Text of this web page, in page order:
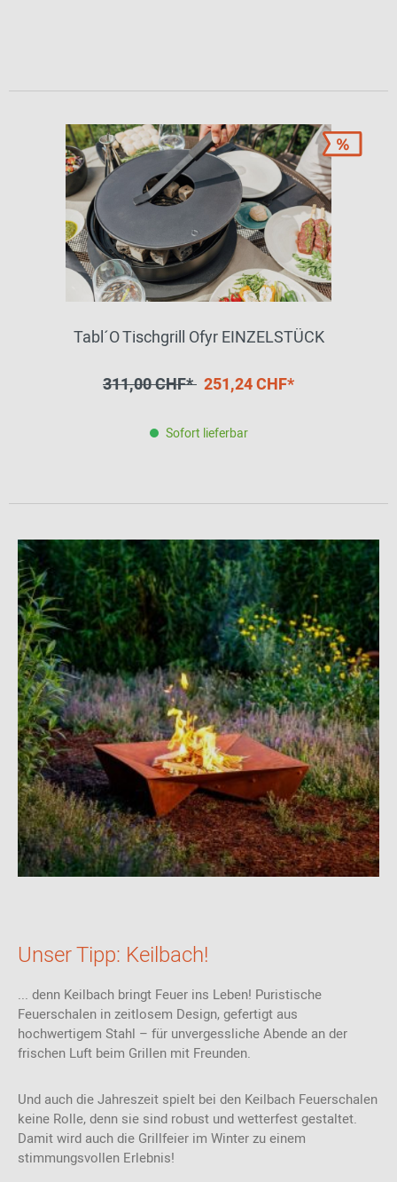
Tabl´O Tischgrill Ofyr EINZELSTÜCK
311,00 CHF* 251,24 CHF*
Sofort lieferbar
Unser Tipp: Keilbach!
... denn Keilbach bringt Feuer ins Leben! Puristische
Feuerschalen in zeitlosem Design, gefertigt aus
hochwertigem Stahl – für unvergessliche Abende an der
frischen Luft beim Grillen mit Freunden.
Und auch die Jahreszeit spielt bei den Keilbach Feuerschalen
keine Rolle, denn sie sind robust und wetterfest gestaltet.
Damit wird auch die Grillfeier im Winter zu einem
stimmungsvollen Erlebnis!